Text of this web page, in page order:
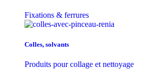
Fixations & ferrures
Colles, solvants
Produits pour collage et nettoyage